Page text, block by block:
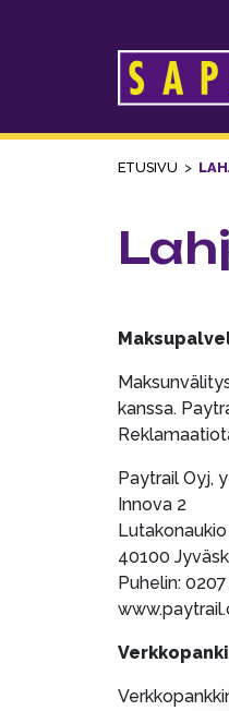
ETUSIVU >
kanssa.
Paytrail Oyj,
Innova 2
Lutakonaukio
40100
Puhelin: